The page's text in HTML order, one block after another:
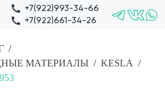
+7(922)993-34-66
+7(922)661-34-26
МАТЕРИАЛЫ
KESLA